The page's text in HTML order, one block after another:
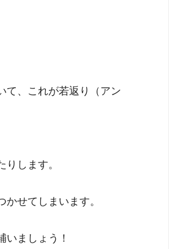
て、これが若返り（アン
します。
せてしまいます。
ましょう！